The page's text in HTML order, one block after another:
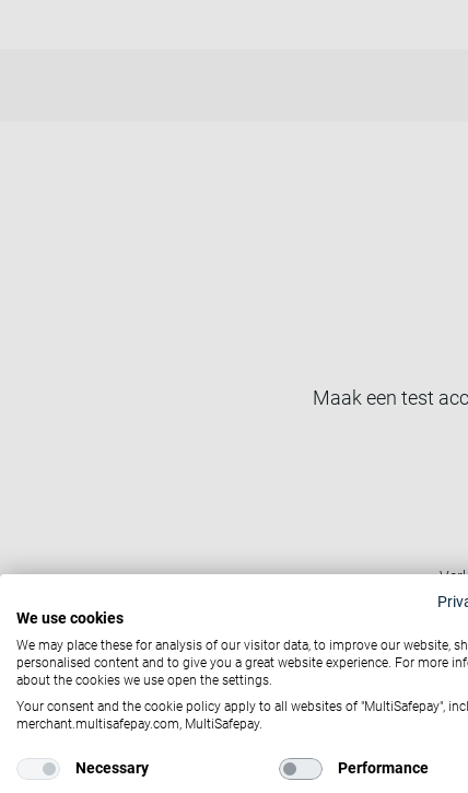
Maak een test
We use cookies
We may place these for analysis of our visitor data, to improve our website,
personalised content and to give you a great website experience. For more
about the cookies we use open the settings.
Your consent and the cookie policy apply to all websites of "MultiSafepay",
merchant.multisafepay.com, MultiSafepay.
Necessary Performance